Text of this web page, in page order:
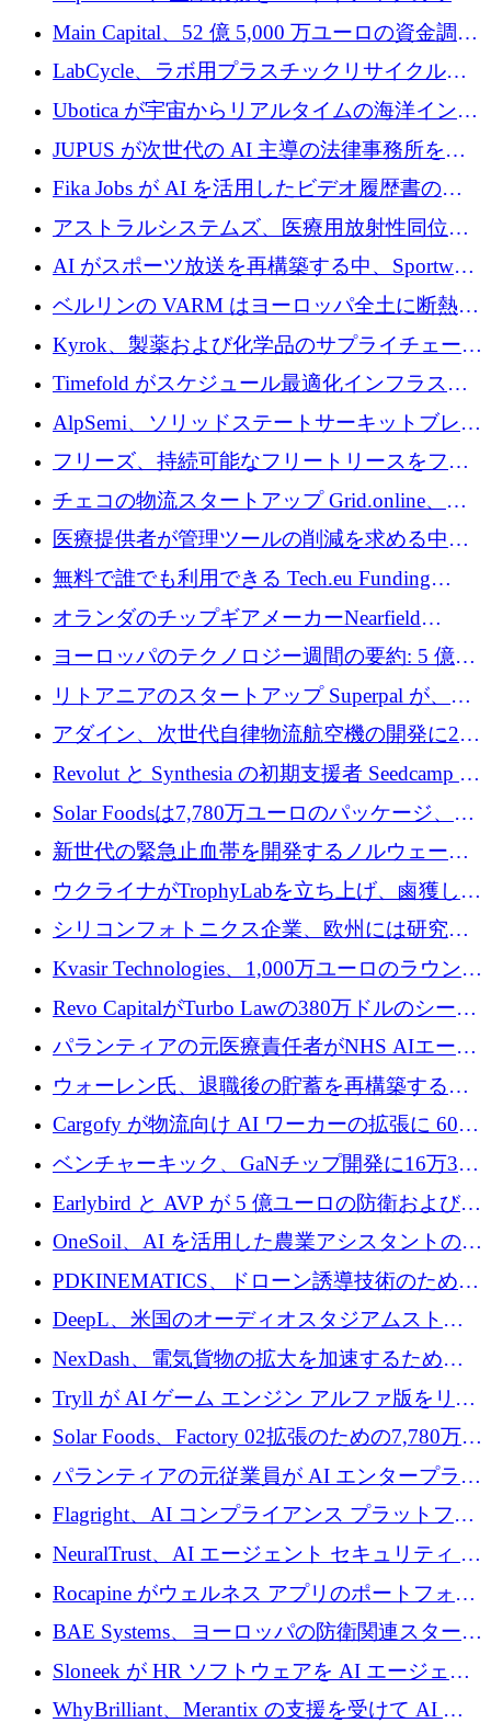
クフロー層に変えるために 260 万ドルを確保
Main Capital、52 億 5,000 万ユーロの資金調達
でエンタープライズ ソフトウェアの開発を倍
LabCycle、ラボ用プラスチックリサイクルシ
ステムを商業化し、焼却廃棄物を削減するた
めに43万ポンドを確保
Ubotica が宇宙からリアルタイムの海洋インテ
リジェンスを拡張するために 1,100 万ドルを
JUPUS が次世代の AI 主導の法律事務所を強
化するために 1,300 万ユーロを調達
Fika Jobs が AI を活用したビデオ履歴書のた
めに 400 万ドルを調達
アストラルシステムズ、医療用放射性同位元
素の世界的な不足に対処するために2,300万ポ
ンドを調達
AI がスポーツ放送を再構築する中、Sportway
が 2,000 万ユーロを調達
ベルリンの VARM はヨーロッパ全土に断熱材
を拡張するために 1,750 万ユーロを投資
Kyrok、製薬および化学品のサプライチェーン
に AI を導入するために 310 万ユーロを確保
Timefold がスケジュール最適化インフラスト
ラクチャを拡張するためにシリーズ A で
1,300 万ドルを調達
AlpSemi、ソリッドステートサーキットブレー
カー技術の進歩のために1,700万ユーロを調達
フリーズ、持続可能なフリートリースをフラ
ンス全土に拡大するために1,300万ユーロを確
保
チェコの物流スタートアップ Grid.online、配
送量が 1 年で 10 倍に増加し、400 万ユーロの
医療提供者が管理ツールの削減を求める中、
a16z が Prosper AI を 3,000 万ドルで支援
無料で誰でも利用できる Tech.eu Funding
Explorer のご紹介
オランダのチップギアメーカーNearfield
Instrumentsが3億8,000万ドルを調達
ヨーロッパのテクノロジー週間の要約: 5 億
8,500 万ユーロを超える 60 以上のテクノロジ
ー資金調達取引
リトアニアのスタートアップ Superpal が、
Slack 内に構築された AI コワーカー プラット
アダイン、次世代自律物流航空機の開発に250
万ユーロを確保
Revolut と Synthesia の初期支援者 Seedcamp が
3 億 2,000 万ドルを調達、米国に投資
Solar Foodsは7,780万ユーロのパッケージ、5
億ユーロの防衛および二重用途成長基金EDM
を開始、ヨーロッパのシリコンフォトニクス
に警告
新世代の緊急止血帯を開発するノルウェーの
スタートアップ企業を紹介する
ウクライナがTrophyLabを立ち上げ、鹵獲した
ロシア兵器を戦場の研究開発プラットフォー
ムに変える
シリコンフォトニクス企業、欧州には研究を
商業的に成功させるためのインフラが不足し
Kvasir Technologies、1,000万ユーロのラウンド
で成長を促進
Revo CapitalがTurbo Lawの380万ドルのシード
ラウンドを主導し、訴訟プラットフォームを
パランティアの元医療責任者がNHS AIエージ
ェントの立ち上げに1,000万ポンドを調達
ウォーレン氏、退職後の貯蓄を再構築するた
めに1,000万ユーロを調達
Cargofy が物流向け AI ワーカーの拡張に 600
万ドルを獲得
ベンチャーキック、GaNチップ開発に16万3千
ユーロでMinisaを支援
Earlybird と AVP が 5 億ユーロの防衛および二
重用途の成長基金である E2D を立ち上げる
OneSoil、AI を活用した農業アシスタントの拡
大に​​ 100 万ユーロを確保
PDKINEMATICS、ドローン誘導技術のために
200 万ユーロを調達
DeepL、米国のオーディオスタジアムストリ
ーミング事業Mixhaloを買収
NexDash、電気貨物の拡大を加速するために
EIT Urban Mobilityから250万ユーロを確保
Tryll が AI ゲーム エンジン アルファ版をリリ
ースし、60 万ドルのプレシード資金を確保
Solar Foods、Factory 02拡張のための7,780万ユ
ーロの資金調達パッケージを獲得
パランティアの元従業員が AI エンタープライ
ズ スタートアップの Conduct に 6,000 万ドル
を調達
Flagright、AI コンプライアンス プラットフォ
ームを拡張するためにシリーズ A で 1,250 万
ドルを確保
NeuralTrust、AI エージェント セキュリティ プ
ラットフォームの拡張に 2,000 万ドルを調達
Rocapine がウェルネス アプリのポートフォリ
オを拡大するためにシリーズ A で 1,300 万ド
ルを調達
BAE Systems、ヨーロッパの防衛関連スタート
アップの規模拡大を支援するために 5,000 万
ユーロの支援を開始
Sloneek が HR ソフトウェアを AI エージェン
トに変えるために 600 万ドルを調達
WhyBrilliant、Merantix の支援を受けて AI 求